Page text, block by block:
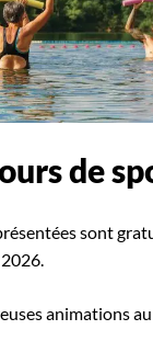
de
sont
animations